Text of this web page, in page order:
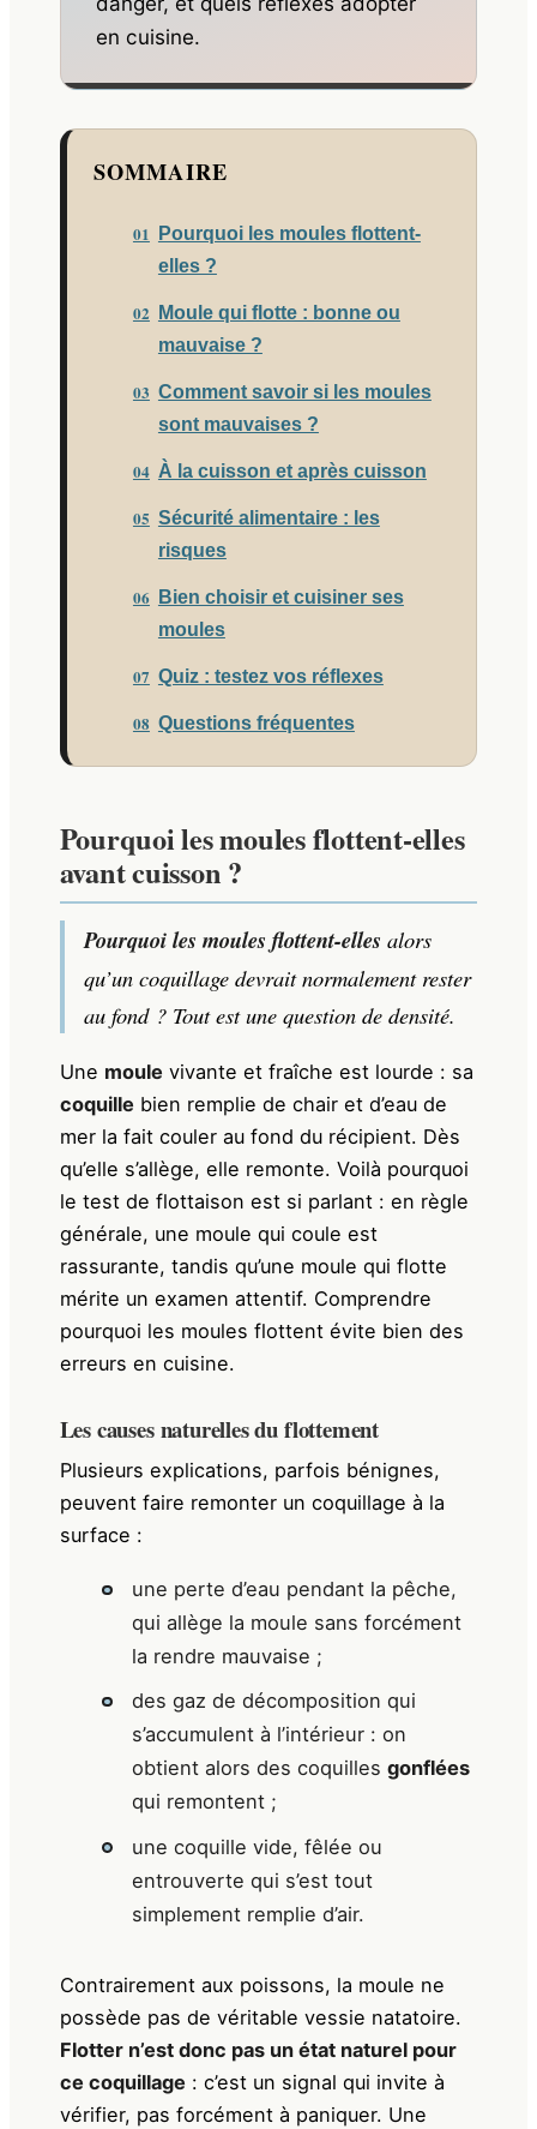
en cuisine.
SOMMAIRE
Pourquoi les moules flottent-
elles ?
Moule qui flotte : bonne ou
mauvaise ?
Comment savoir si les moules
sont mauvaises ?
À la cuisson et après cuisson
Sécurité alimentaire : les
risques
Bien choisir et cuisiner ses
moules
Quiz : testez vos réflexes
Questions fréquentes
Pourquoi les moules flottent-elles
avant cuisson ?
Pourquoi les moules flottent-elles alors
qu’un coquillage devrait normalement rester
au fond ? Tout est une question de densité.
Une moule vivante et fraîche est lourde : sa
coquille bien remplie de chair et d’eau de
mer la fait couler au fond du récipient. Dès
qu’elle s’allège, elle remonte. Voilà pourquoi
le test de flottaison est si parlant : en règle
générale, une moule qui coule est
rassurante, tandis qu’une moule qui flotte
mérite un examen attentif. Comprendre
pourquoi les moules flottent évite bien des
erreurs en cuisine.
Les causes naturelles du flottement
Plusieurs explications, parfois bénignes,
peuvent faire remonter un coquillage à la
surface :
une perte d’eau pendant la pêche,
qui allège la moule sans forcément
la rendre mauvaise ;
des gaz de décomposition qui
s’accumulent à l’intérieur : on
obtient alors des coquilles gonflées
qui remontent ;
une coquille vide, fêlée ou
entrouverte qui s’est tout
simplement remplie d’air.
Contrairement aux poissons, la moule ne
possède pas de véritable vessie natatoire.
Flotter n’est donc pas un état naturel pour
ce coquillage : c’est un signal qui invite à
vérifier, pas forcément à paniquer. Une